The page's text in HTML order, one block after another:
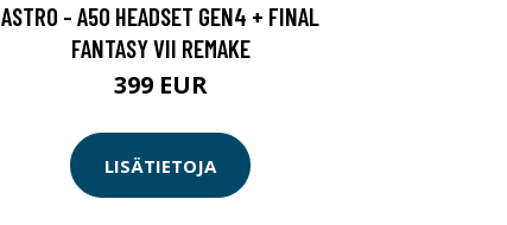
ASTRO - A50 HEADSET GEN4 + FINAL
FANTASY VII REMAKE
399 EUR
LISÄTIETOJA